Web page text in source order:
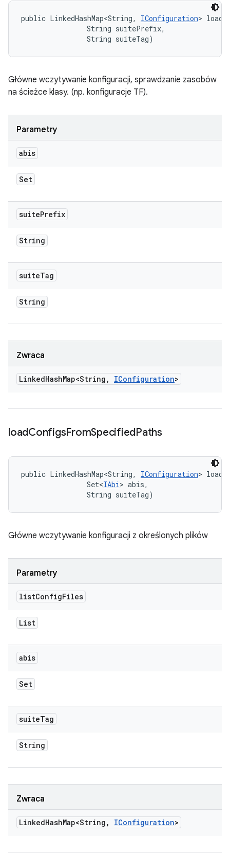
public LinkedHashMap<String, IConfiguration>
                String suitePrefix,
                String suiteTag)
Główne wczytywanie konfiguracji, sprawdzanie zasobów
na ścieżce klasy. (np. konfiguracje TF).
Parametry
abis
Set
suitePrefix
String
suiteTag
String
Zwraca
LinkedHashMap<String , IConfiguration>
loadConfigsFromSpecifiedPaths
public LinkedHashMap<String, IConfiguration>
                Set<
IAbi> abis,
                String suiteTag)
Główne wczytywanie konfiguracji z określonych plików
Parametry
listConfigFiles
List
abis
Set
suiteTag
String
Zwraca
LinkedHashMap<String , IConfiguration>